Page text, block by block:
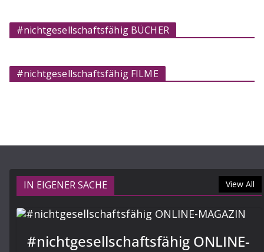
#nichtgesellschaftsfähig BÜCHER
#nichtgesellschaftsfähig FILME
IN EIGENER SACHE View All
#nichtgesellschaftsfähig ONLINE-